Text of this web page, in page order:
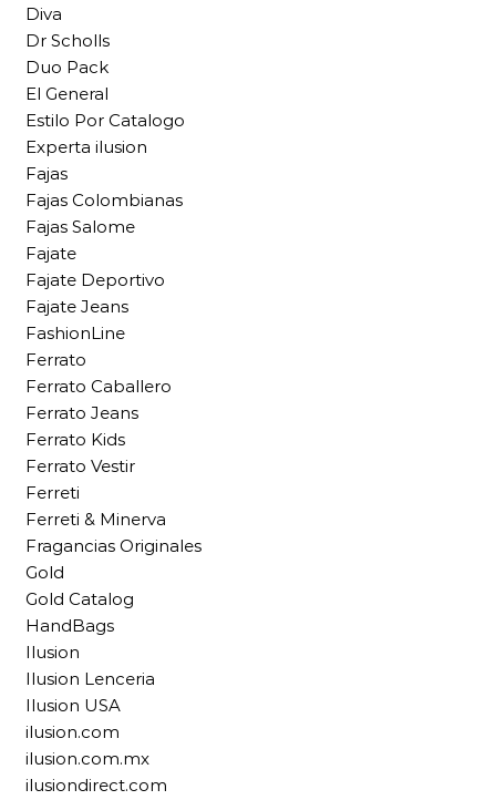
Diva
Dr Scholls
Duo Pack
El General
Estilo Por Catalogo
Experta ilusion
Fajas
Fajas Colombianas
Fajas Salome
Fajate
Fajate Deportivo
Fajate Jeans
FashionLine
Ferrato
Ferrato Caballero
Ferrato Jeans
Ferrato Kids
Ferrato Vestir
Ferreti
Ferreti & Minerva
Fragancias Originales
Gold
Gold Catalog
HandBags
Ilusion
Ilusion Lenceria
Ilusion USA
ilusion.com
ilusion.com.mx
ilusiondirect.com